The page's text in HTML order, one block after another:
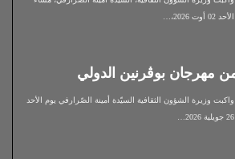
الأحد 02 أوت 2026،…
واكبت وزيرة الشؤون الثقافية السيّدة أمينة الصّرارفي يوم الأحد
26 جويلية 2026…